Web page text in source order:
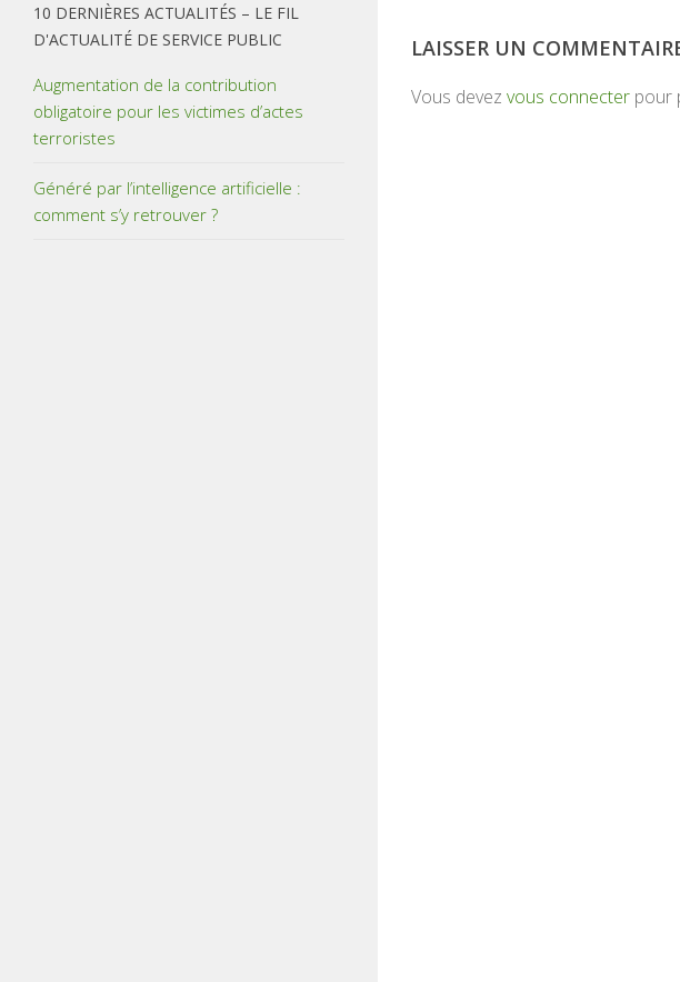
LAISSER UN
Vous devez vous connecter pour
10 DERNIÈRES ACTUALITÉS – LE FIL
D'ACTUALITÉ DE SERVICE PUBLIC
Augmentation de la contribution
obligatoire pour les victimes d’actes
terroristes
Généré par l’intelligence artificielle :
comment s’y retrouver ?